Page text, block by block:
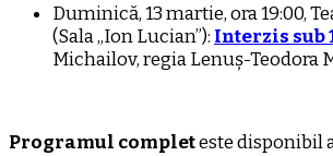
Duminică, 13 martie, ora 19:00,
(Sala „Ion Lucian”): Interzis sub
Michailov, regia Lenuș-Teodora
Programul completeste disponibil